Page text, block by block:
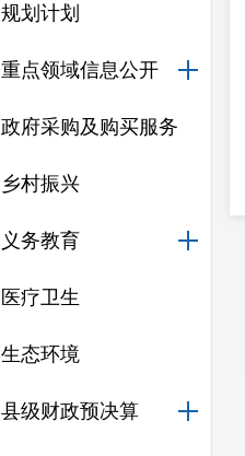
规划计划
重点领域信息公开
政府采购及购买服务
乡村振兴
义务教育
医疗卫生
生态环境
县级财政预决算